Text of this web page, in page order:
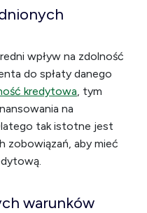
wpływ na zdolność
do spłaty danego
kredytowa, tym
na
tak istotne jest
zobowiązań, aby mieć
warunków